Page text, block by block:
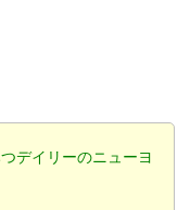
デイリーのニューヨ